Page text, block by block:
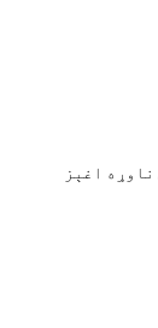
اغېز